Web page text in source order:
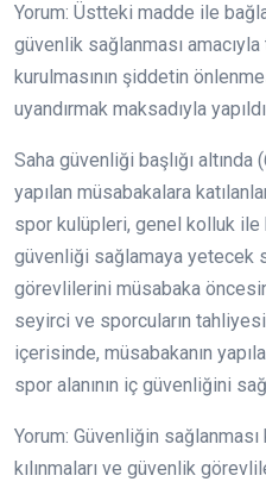
Yorum: Üstteki madde ile
güvenlik sağlanması amacıyla
kurulmasının şiddetin
uyandırmak maksadıyla
Saha güvenliği başlığı
yapılan müsabakalara
spor kulüpleri, genel kolluk
güvenliği sağlamaya yetecek
görevlilerini müsabaka
seyirci ve sporcuların
içerisinde, müsabakanın
spor alanının iç güvenliğini
Yorum: Güvenliğin
kılınmaları ve güvenlik